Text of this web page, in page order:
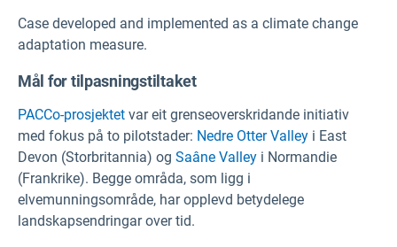
Case developed and implemented as a climate change
adaptation measure.
Mål for tilpasningstiltaket
PACCo-prosjektet var eit grenseoverskridande initiativ
med fokus på to pilotstader: Nedre Otter Valley i East
Devon (Storbritannia) og Saâne Valley i Normandie
(Frankrike). Begge områda, som ligg i
elvemunningsområde, har opplevd betydelege
landskapsendringar over tid.